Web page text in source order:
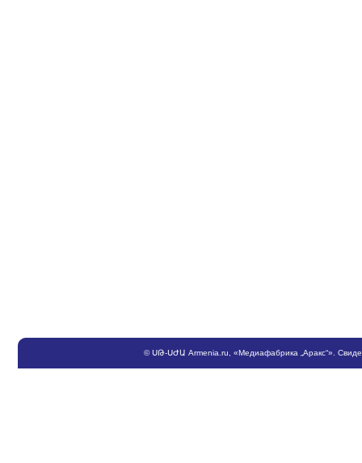
©ՍԹ-ՍԺԱ Armenia.ru , «Медиафабрика „Аракс“».